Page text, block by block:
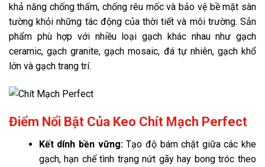
khả năng chống thấm, chống rêu mốc và bảo vệ bề mặt sàn
tường khỏi những tác động của thời tiết và môi trường. Sản
phẩm phù hợp với nhiều loại gạch khác nhau như gạch
ceramic, gạch granite, gạch mosaic, đá tự nhiên, gạch khổ
lớn và gạch trang trí.
Điểm Nổi Bật Của Keo Chít Mạch Perfect
Kết dính bền vững:Tạo độ bám chặt giữa các khe
gạch, hạn chế tình trạng nứt gãy hay bong tróc theo